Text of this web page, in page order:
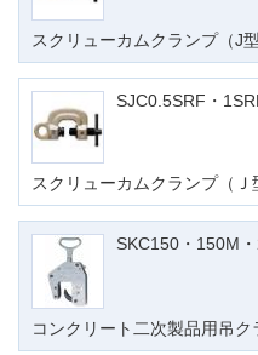
スクリューカムクランプ（J型
SJC0.5SRF・
スクリューカムクランプ（Ｊ
SKC150・150M
コンクリート二次製品用吊ク